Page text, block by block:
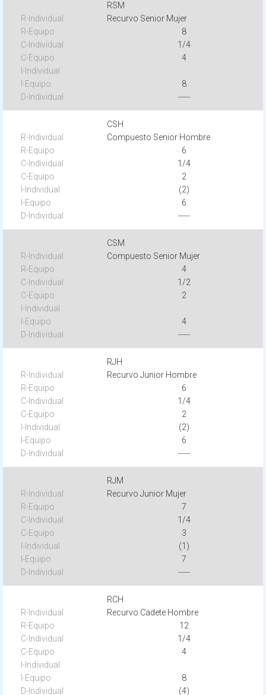
RSM
Recurvo Senior Mujer
8
1/4
4
8
-----
CSH
Compuesto Senior Hombre
6
1/4
2
(2)
6
-----
CSM
Compuesto Senior Mujer
4
1/2
2
4
-----
RJH
Recurvo Junior Hombre
6
1/4
2
(2)
6
-----
RJM
Recurvo Junior Mujer
7
1/4
3
(1)
7
-----
RCH
Recurvo Cadete Hombre
12
1/4
4
8
(4)